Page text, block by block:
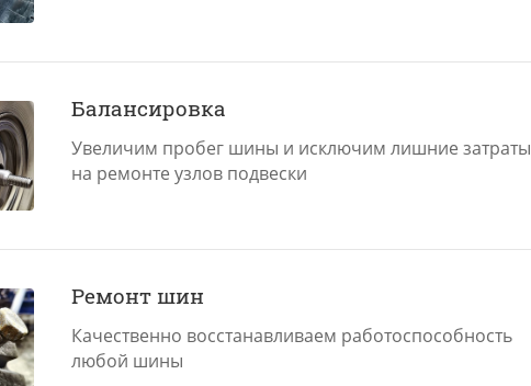
Балансировка
Увеличим пробег шины и исключим лишние затраты
на ремонте узлов подвески
Ремонт шин
Качественно восстанавливаем работоспособность
любой шины